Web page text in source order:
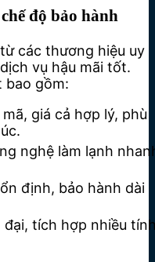
độ bảo hành
các thương hiệu uy
vụ hậu mãi tốt.
bao gồm:
giá cả hợp lý, phù
nghệ làm lạnh
định, bảo hành dài
đại, tích hợp nhiều